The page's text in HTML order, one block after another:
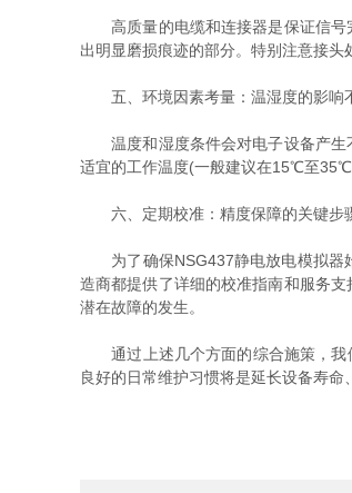
高质量的电缆和连接器是保证信号
出明显磨损痕迹的部分。特别注意接头
五、环境因素考量：温湿度的影响
温度和湿度条件会对电子设备产生
适宜的工作温度(一般建议在15℃至35℃
六、定期校准：精度保障的关键步
为了确保NSG437静电放电模拟器始
造商都提供了详细的校准指南和服务
潜在故障的发生。
通过上述几个方面的综合施策，我
良好的日常维护习惯将是延长设备寿命